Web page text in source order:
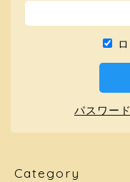
パスワー
Category